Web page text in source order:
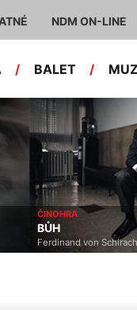
NDM ON-LINE
/ BALET /
ČINOHRA
BŮH
Ferdinand von Schirach